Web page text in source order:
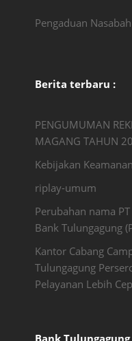
Pengaduan Nasabah
Berita terbaru :
PENGUMUMAN
MAGANG TAHUN
Kebijakan
riplay-umum
Perubahan nama
Bank Tulungagung
Kantor Cabang
Tulungagung
Pelayanan Lebih
Bank Tulungagung